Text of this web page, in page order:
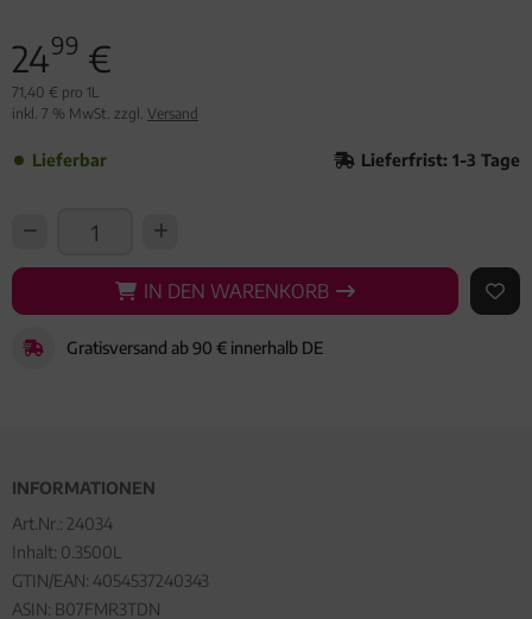
2499 €
71,40 € pro 1L
inkl. 7 % MwSt. zzgl. Versand
Lieferbar Lieferfrist: 1-3 Tage
IN DEN WARENKORB
IN DEN WARENKORB AUF
Gratisversand ab 90 € innerhalb DE
INFORMATIONEN
Art.Nr.: 24034
Inhalt: 0.3500L
GTIN/EAN: 4054537240343
ASIN: B07FMR3TDN